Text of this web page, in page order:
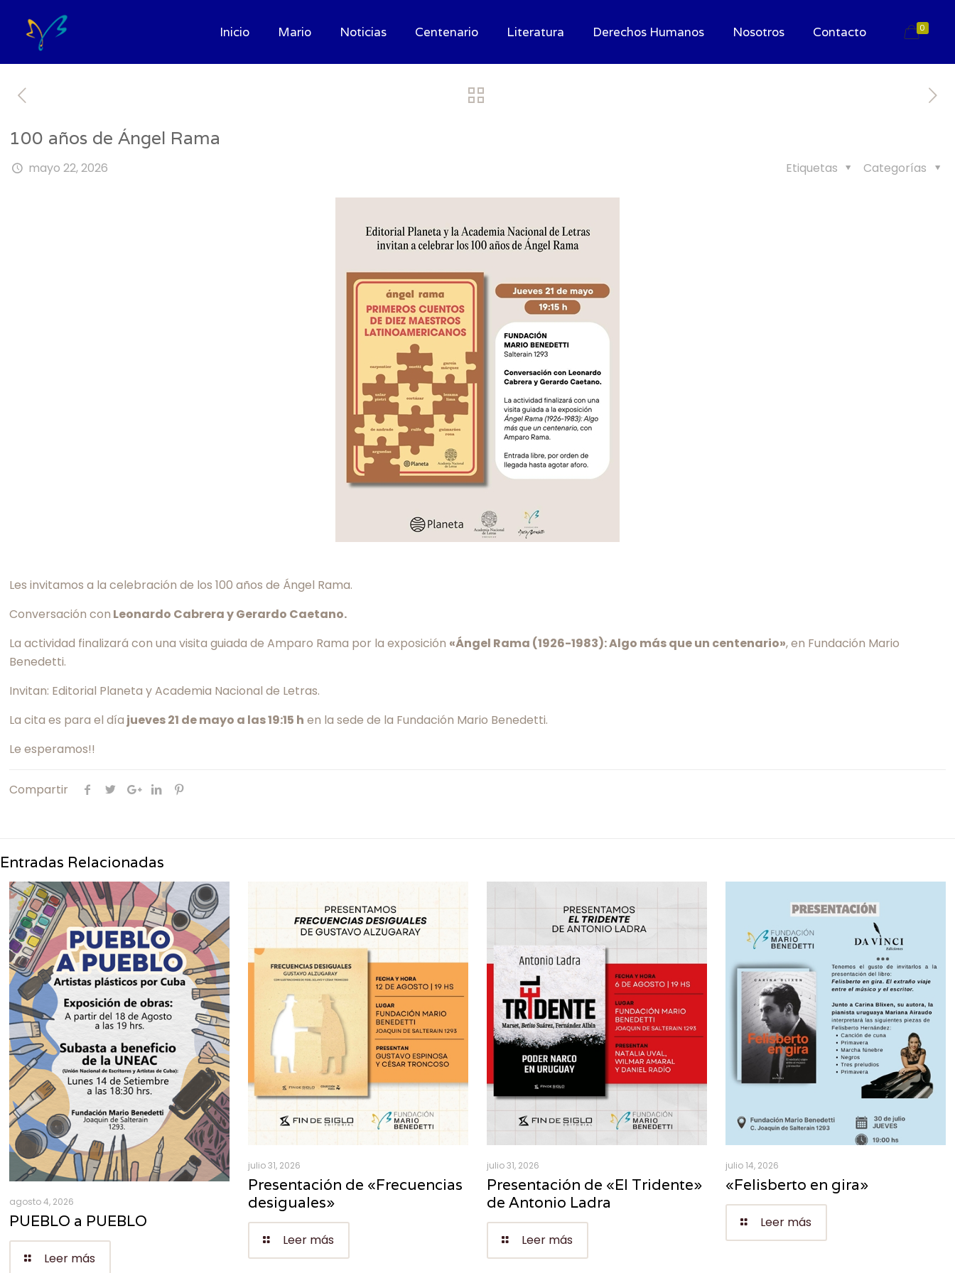
Inicio Mario Noticias Centenario Literatura Derechos Humanos Nosotros Contacto 0
100 años de Ángel Rama
mayo 22, 2026 Categorías
Etiquetas
Les invitamos a la celebración de los 100 años de Ángel Rama.
Conversación con Leonardo Cabrera y Gerardo Caetano.
La actividad finalizará con una visita guiada de Amparo Rama por la exposición «Ángel Rama (1926-1983): Algo más que un centenario», en Fundación Mario
Benedetti.
Invitan: Editorial Planeta y Academia Nacional de Letras.
La cita es para el día jueves 21 de mayo a las 19:15 h en la sede de la Fundación Mario Benedetti.
Le esperamos!!
Compartir
Entradas Relacionadas
agosto 4, 2026
PUEBLO a PUEBLO
Leer más
julio 31, 2026
Presentación de «Frecuencias
desiguales»
Leer más
julio 31, 2026
Presentación de «El Tridente»
de Antonio Ladra
Leer más
julio 14, 2026
«Felisberto en gira»
Leer más